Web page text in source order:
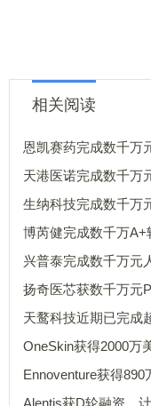
相关阅读
恩凯赛药完成数千万
天港医诺完成数千万
生纳科技完成数千万
博芮健完成数千万
兴普泰完成数千万元
扬奇医芯获数千万元
天鹜科技近期已完成
OneSkin获得2000万
Ennoventure获得890
Alentis获D轮融资，